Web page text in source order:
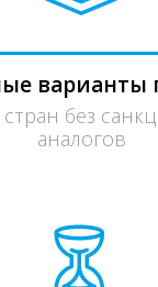
варианты
без
аналогов